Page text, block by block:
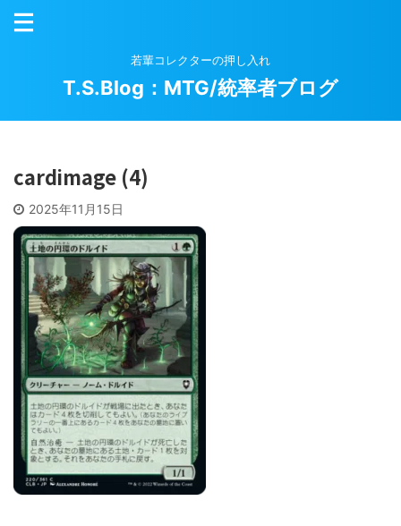
若輩コレクターの押し入れ
T.S.Blog：MTG/統率者ブログ
cardimage (4)
2025年11月15日